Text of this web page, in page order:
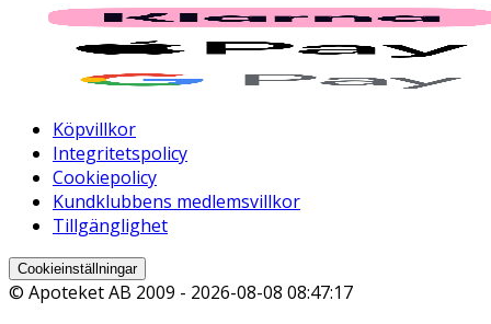
Köpvillkor
Integritetspolicy
Cookiepolicy
Kundklubbens medlemsvillkor
Tillgänglighet
Cookieinställningar
© Apoteket AB 2009 - 2026-08-08 08:47:17